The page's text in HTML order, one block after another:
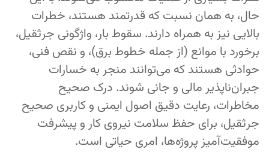
حال، به همان نسبت که قدرتمند هستند، خطرات
بالایی نیز به همراه دارند. سقوط بار، واژگونی جرثقیل،
برخورد با موانع (از جمله خطوط برق)، و نقص فنی،
حوادثی هستند که می‌توانند منجر به خسارات
جبران‌ناپذیر مالی و جانی شوند. درک صحیح
مخاطرات، رعایت دقیق اصول ایمنی و کاربری صحیح
جرثقیل، برای حفظ سلامت نیروی کار و پیشرفت
موفقیت‌آمیز پروژه‌ها، امری حیاتی است.